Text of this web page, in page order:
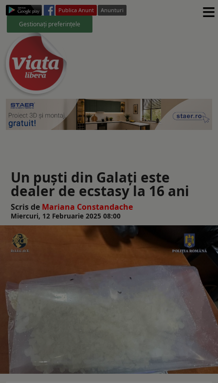
Publica Anunt Anunturi
Gestionați preferințele ≡
Un puști din Galați este
dealer de ecstasy la 16 ani
Scris de Mariana Constandache
Miercuri, 12 Februarie 2025 08:00